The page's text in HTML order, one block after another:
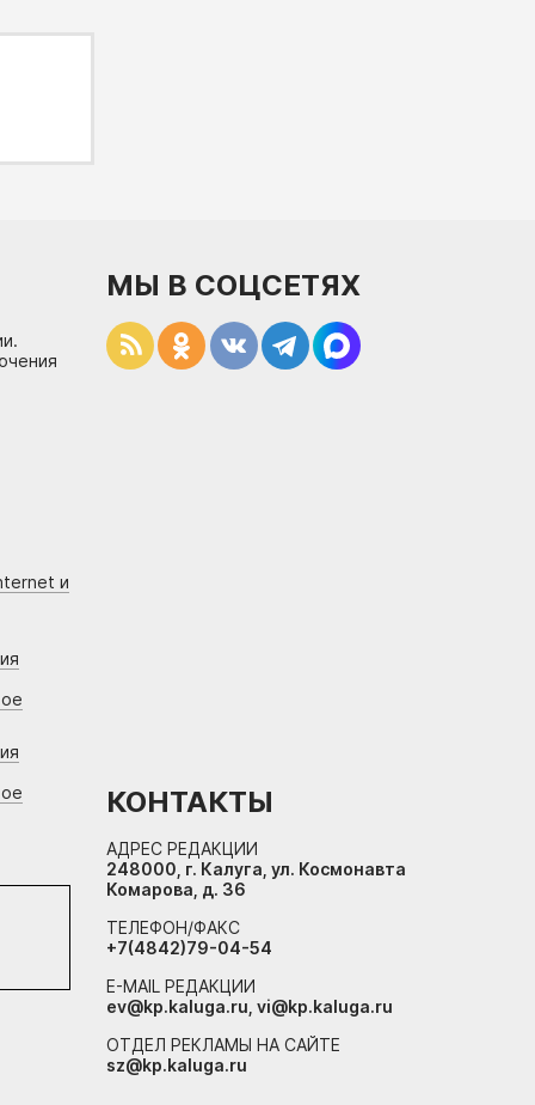
и
МЫ В СОЦСЕТЯХ
КОНТАКТЫ
АДРЕС РЕДАКЦИИ
248000, г. Калуга, ул. Космонавта
Комарова, д. 36
ТЕЛЕФОН/ФАКС
+7(4842)79-04-54
E-MAIL РЕДАКЦИИ
ev@kp.kaluga.ru, vi@kp.kaluga.ru
ОТДЕЛ РЕКЛАМЫ НА САЙТЕ
sz@kp.kaluga.ru